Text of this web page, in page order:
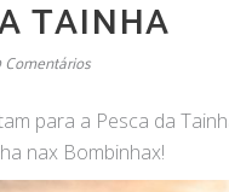
TAINHA
Comentários
para a Pesca da
nax Bombinhax!